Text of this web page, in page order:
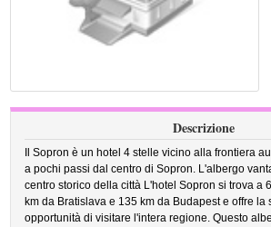
Descrizione
Il Sopron è un hotel 4 stelle vicino alla frontiera
a pochi passi dal centro di Sopron. L'albergo
centro storico della città L'hotel Sopron si trova a
km da Bratislava e 135 km da Budapest e offre la
opportunità di visitare l'intera regione. Questo